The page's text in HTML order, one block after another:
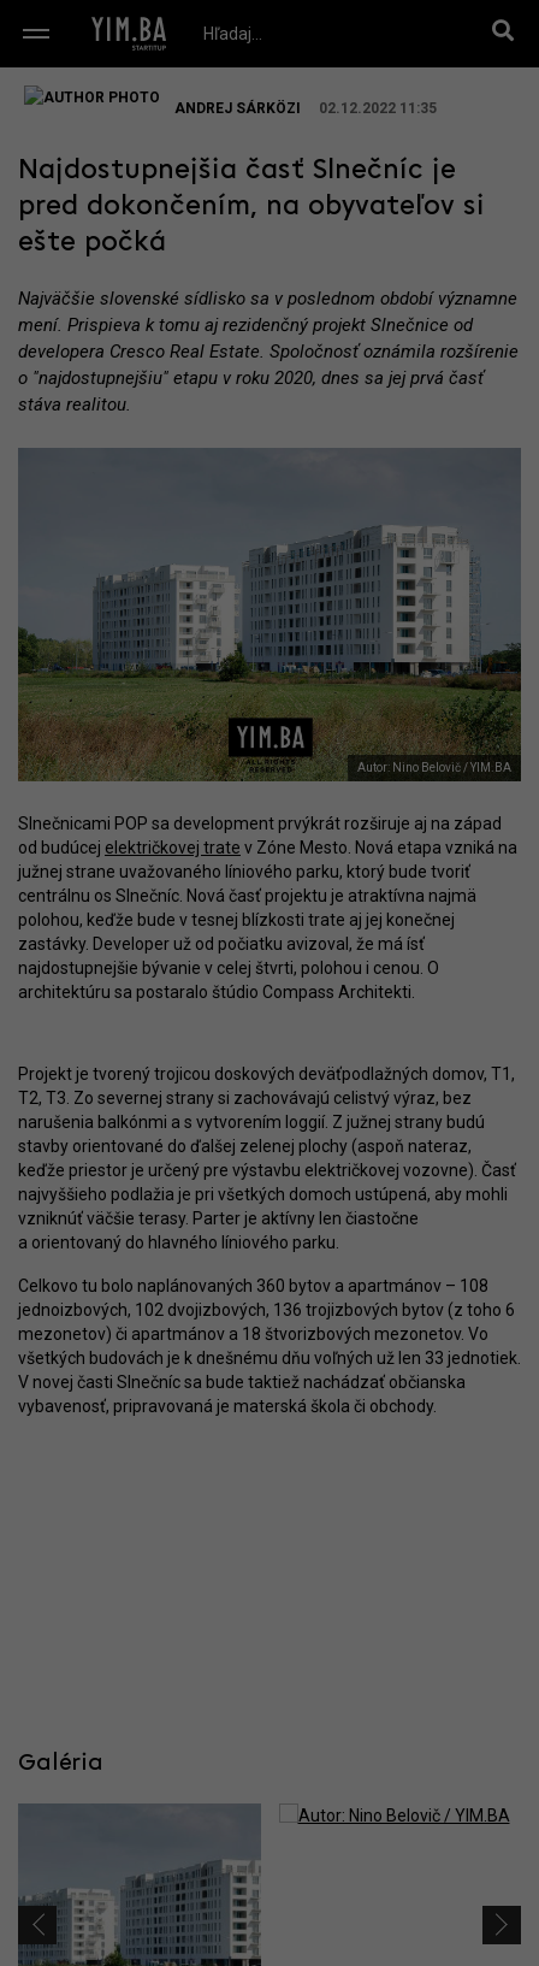
ANDREJ SÁRKÖZI 02.12.2022 11:35
Najdostupnejšia časť Slnečníc je
pred dokončením, na obyvateľov si
ešte počká
Najväčšie slovenské sídlisko sa v poslednom období významne
mení. Prispieva k tomu aj rezidenčný projekt Slnečnice od
developera Cresco Real Estate. Spoločnosť oznámila rozšírenie
o "najdostupnejšiu" etapu v roku 2020, dnes sa jej prvá časť
stáva realitou.
Autor: Nino Belovič / YIM.BA
Slnečnicami POP sa development prvýkrát rozširuje aj na západ
od budúcej električkovej trate v Zóne Mesto. Nová etapa vzniká na
južnej strane uvažovaného líniového parku, ktorý bude tvoriť
centrálnu os Slnečníc. Nová časť projektu je atraktívna najmä
polohou, keďže bude v tesnej blízkosti trate aj jej konečnej
zastávky. Developer už od počiatku avizoval, že má ísť
najdostupnejšie bývanie v celej štvrti, polohou i cenou. O
architektúru sa postaralo štúdio Compass Architekti.
Projekt je tvorený trojicou doskových deväťpodlažných domov, T1,
T2, T3. Zo severnej strany si zachovávajú celistvý výraz, bez
narušenia balkónmi a s vytvorením loggií. Z južnej strany budú
stavby orientované do ďalšej zelenej plochy (aspoň nateraz,
keďže priestor je určený pre výstavbu električkovej vozovne). Časť
najvyššieho podlažia je pri všetkých domoch ustúpená, aby mohli
vzniknúť väčšie terasy. Parter je aktívny len čiastočne
a orientovaný do hlavného líniového parku.
Celkovo tu bolo naplánovaných 360 bytov a apartmánov – 108
jednoizbových, 102 dvojizbových, 136 trojizbových bytov (z toho 6
mezonetov) či apartmánov a 18 štvorizbových mezonetov. Vo
všetkých budovách je k dnešnému dňu voľných už len 33 jednotiek.
V novej časti Slnečníc sa bude taktiež nachádzať občianska
vybavenosť, pripravovaná je materská škola či obchody.
Galéria